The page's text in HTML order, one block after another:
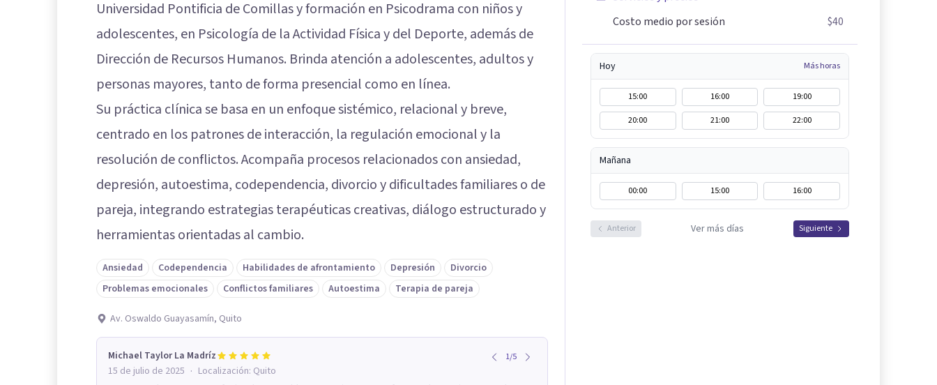
Universidad Pontificia de Comillas y formación en Psicodrama con niños y
adolescentes, en Psicología de la Actividad Física y del Deporte, además de
Dirección de Recursos Humanos. Brinda atención a adolescentes, adultos y
personas mayores, tanto de forma presencial como en línea.
Su práctica clínica se basa en un enfoque sistémico, relacional y breve,
centrado en los patrones de interacción, la regulación emocional y la
resolución de conflictos. Acompaña procesos relacionados con ansiedad,
depresión, autoestima, codependencia, divorcio y dificultades familiares o de
pareja, integrando estrategias terapéuticas creativas, diálogo estructurado y
herramientas orientadas al cambio.
Ansiedad Codependencia Habilidades de afrontamiento Depresión
Divorcio
Problemas emocionales
Conflictos familiares Autoestima Terapia de pareja
Av. Oswaldo Guayasamín, Quito
Michael Taylor La Madríz 1/5
15 de julio de 2025 · Localización: Quito
Costo medio por sesión
$40
Hoy Más horas
15:00 16:00
19:00
20:00
21:00 22:00
Mañana
00:00 15:00 16:00
Anterior Ver más días Siguiente